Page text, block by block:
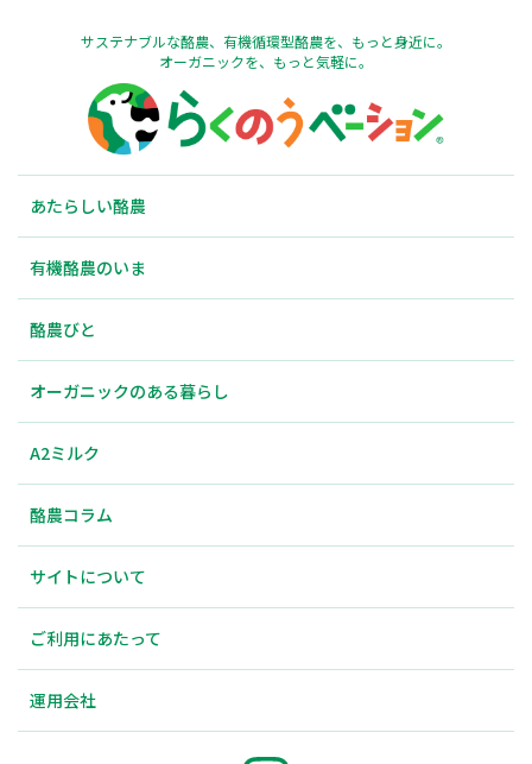
サステナブルな酪農、有機循環型酪農を、もっと身近に。
オーガニックを、もっと気軽に。
あたらしい酪農
有機酪農のいま
酪農びと
オーガニックのある暮らし
A2ミルク
酪農コラム
サイトについて
ご利用にあたって
運用会社